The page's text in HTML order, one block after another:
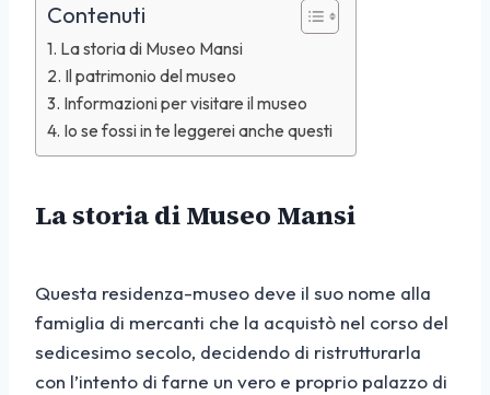
Contenuti
La storia di Museo Mansi
Il patrimonio del museo
Informazioni per visitare il museo
Io se fossi in te leggerei anche questi
La storia di Museo Mansi
Questa residenza-museo deve il suo nome alla
famiglia di mercanti che la acquistò nel corso del
sedicesimo secolo, decidendo di ristrutturarla
con l’intento di farne un vero e proprio palazzo di